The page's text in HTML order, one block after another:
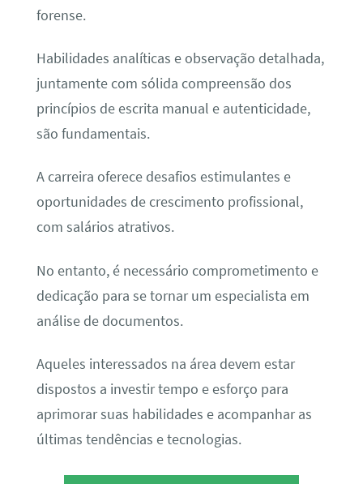
forense.
Habilidades analíticas e observação detalhada,
juntamente com sólida compreensão dos
princípios de escrita manual e autenticidade,
são fundamentais.
A carreira oferece desafios estimulantes e
oportunidades de crescimento profissional,
com salários atrativos.
No entanto, é necessário comprometimento e
dedicação para se tornar um especialista em
análise de documentos.
Aqueles interessados na área devem estar
dispostos a investir tempo e esforço para
aprimorar suas habilidades e acompanhar as
últimas tendências e tecnologias.